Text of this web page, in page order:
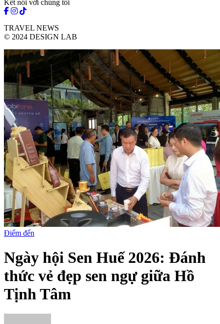
Kết nối với chúng tôi
TRAVEL NEWS
© 2024 DESIGN LAB
Điểm đến
Ngày hội Sen Huế 2026: Đánh
thức vẻ đẹp sen ngự giữa Hồ
Tịnh Tâm